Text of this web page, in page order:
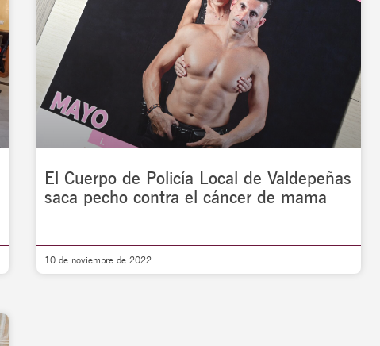
El Cuerpo de Policía Local de Valdepeñas
saca pecho contra el cáncer de mama
10 de noviembre de 2022